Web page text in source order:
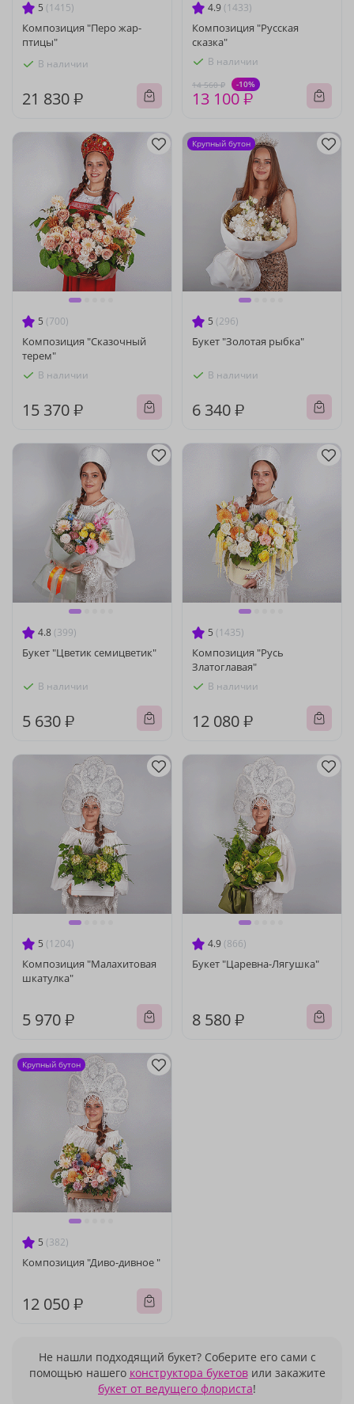
5 (1415)
Композиция "Перо жар-
птицы"
В наличии
21 830 ₽
4.9 (1433)
Композиция "Русская
сказка"
В наличии
14 560 ₽ -10%
13 100 ₽
5 (700)
Композиция "Сказочный
терем"
В наличии
15 370 ₽
5 (296)
Букет "Золотая рыбка"
В наличии
6 340 ₽
Крупный бутон
4.8 (399)
Букет "Цветик семицветик"
В наличии
5 630 ₽
5 (1435)
Композиция "Русь
Златоглавая"
В наличии
12 080 ₽
5 (1204)
Композиция "Малахитовая
шкатулка"
5 970 ₽
4.9 (866)
Букет "Царевна-Лягушка"
8 580 ₽
5 (382)
Композиция "Диво-дивное "
12 050 ₽
Крупный бутон
Не нашли подходящий букет? Соберите его сами с
помощью нашего конструктора букетовили закажите
букет от ведущего флориста!